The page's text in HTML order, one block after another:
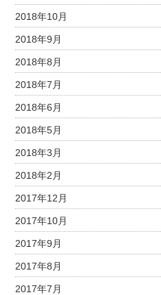
2018年10月
2018年9月
2018年8月
2018年7月
2018年6月
2018年5月
2018年3月
2018年2月
2017年12月
2017年10月
2017年9月
2017年8月
2017年7月